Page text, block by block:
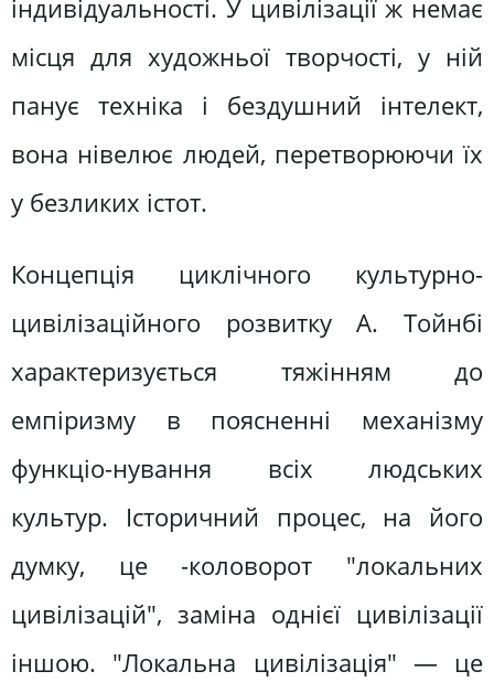
індивідуальності. У цивілізації ж немає
місця для художньої творчості, у ній
панує техніка і бездушний інтелект,
вона нівелює людей, перетворюючи їх
у безликих істот.
Концепція циклічного культурно-
цивілізаційного розвитку А. Тойнбі
характеризується тяжінням до
емпіризму в поясненні механізму
функціо-нування всіх людських
культур. Історичний процес, на його
думку, це -коловорот "локальних
цивілізацій", заміна однієї цивілізації
іншою. "Локальна цивілізація" — це